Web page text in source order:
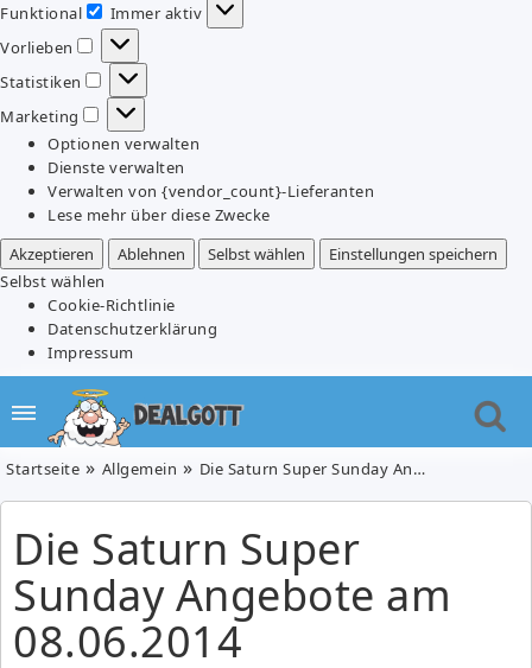
Funktional
Funktional
Immer aktiv
Vorlieben
Vorlieben
Statistiken
Statistiken
Marketing
Marketing
Optionen verwalten
Dienste verwalten
Verwalten von {vendor_count}-Lieferanten
Lese mehr über diese Zwecke
Akzeptieren
Ablehnen Selbst wählen
Einstellungen speichern
Selbst wählen
Cookie-Richtlinie
Datenschutzerklärung
Impressum
Startseite Allgemein Die Saturn Super Sunday Angebote am 08.06.2014
Die Saturn Super
Sunday Angebote am
08.06.2014